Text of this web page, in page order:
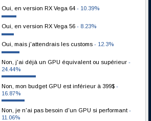
Oui, en version RX Vega 64 - 10.39%
Oui, en version RX Vega 56 - 8.23%
Oui, mais j'attendrais les customs - 12.3%
Non, j'ai déjà un GPU équivalent ou supérieur -
24.44%
Non, mon budget GPU est inférieur à 399$ -
16.87%
Non, je n'ai pas besoin d'un GPU si performant -
11.06%